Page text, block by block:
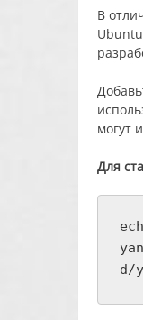
В
могут
Для
d/